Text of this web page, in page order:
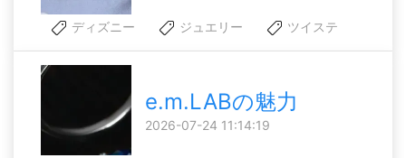
ディズニー ジュエリー ツイステ
e.m.LABの魅力
2026-07-24 11:14:19